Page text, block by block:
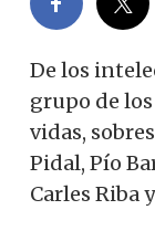
De los
grupo de
vidas,
Pidal, Pío
Carles Riba